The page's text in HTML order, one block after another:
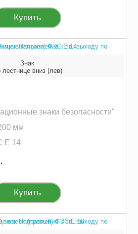
Купить
Знак
лестнице вниз (лев)
знаки безопасности"
мм
E 14
Купить